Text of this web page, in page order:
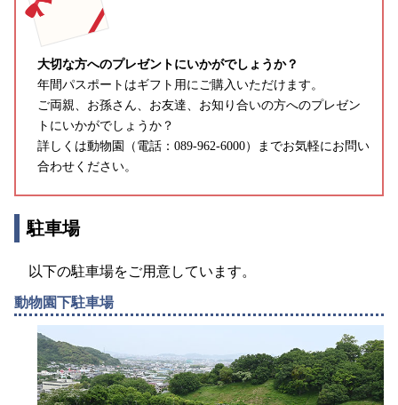
大切な方へのプレゼントにいかがでしょうか？
年間パスポートはギフト用にご購入いただけます。
ご両親、お孫さん、お友達、お知り合いの方へのプレゼン
トにいかがでしょうか？
詳しくは動物園（電話：089-962-6000）までお気軽にお問い
合わせください。
駐車場
以下の駐車場をご用意しています。
動物園下駐車場